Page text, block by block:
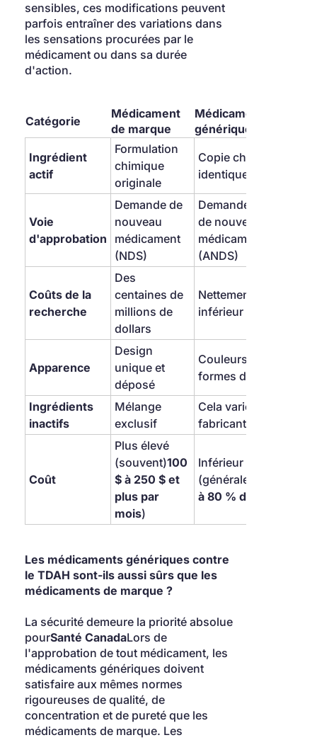
sensibles, ces modifications peuvent
parfois entraîner des variations dans
les sensations procurées par le
médicament ou dans sa durée
d'action.
Catégorie
Médicament
de marque
Médicaments
génériques
Ingrédient
actif
Formulation
chimique
originale
Copie chimique
identique
Voie
d'approbation
Demande de
nouveau
médicament
(NDS)
Demande abrégée
de nouveau
médicament
(ANDS)
Coûts de la
recherche
Des
centaines de
millions de
dollars
Nettement
inférieur
Apparence
Design
unique et
déposé
Couleurs et
formes différentes
Ingrédients
inactifs
Mélange
exclusif
Cela varie selon le
fabricant
Coût
Plus élevé
(souvent)100
$ à 250 $ et
plus par
mois)
Inférieur
(généralement)
à 80 % de moins
Les médicaments génériques contre
le TDAH sont-ils aussi sûrs que les
médicaments de marque ?
La sécurité demeure la priorité absolue
pourSanté CanadaLors de
l'approbation de tout médicament, les
médicaments génériques doivent
satisfaire aux mêmes normes
rigoureuses de qualité, de
concentration et de pureté que les
médicaments de marque. Les